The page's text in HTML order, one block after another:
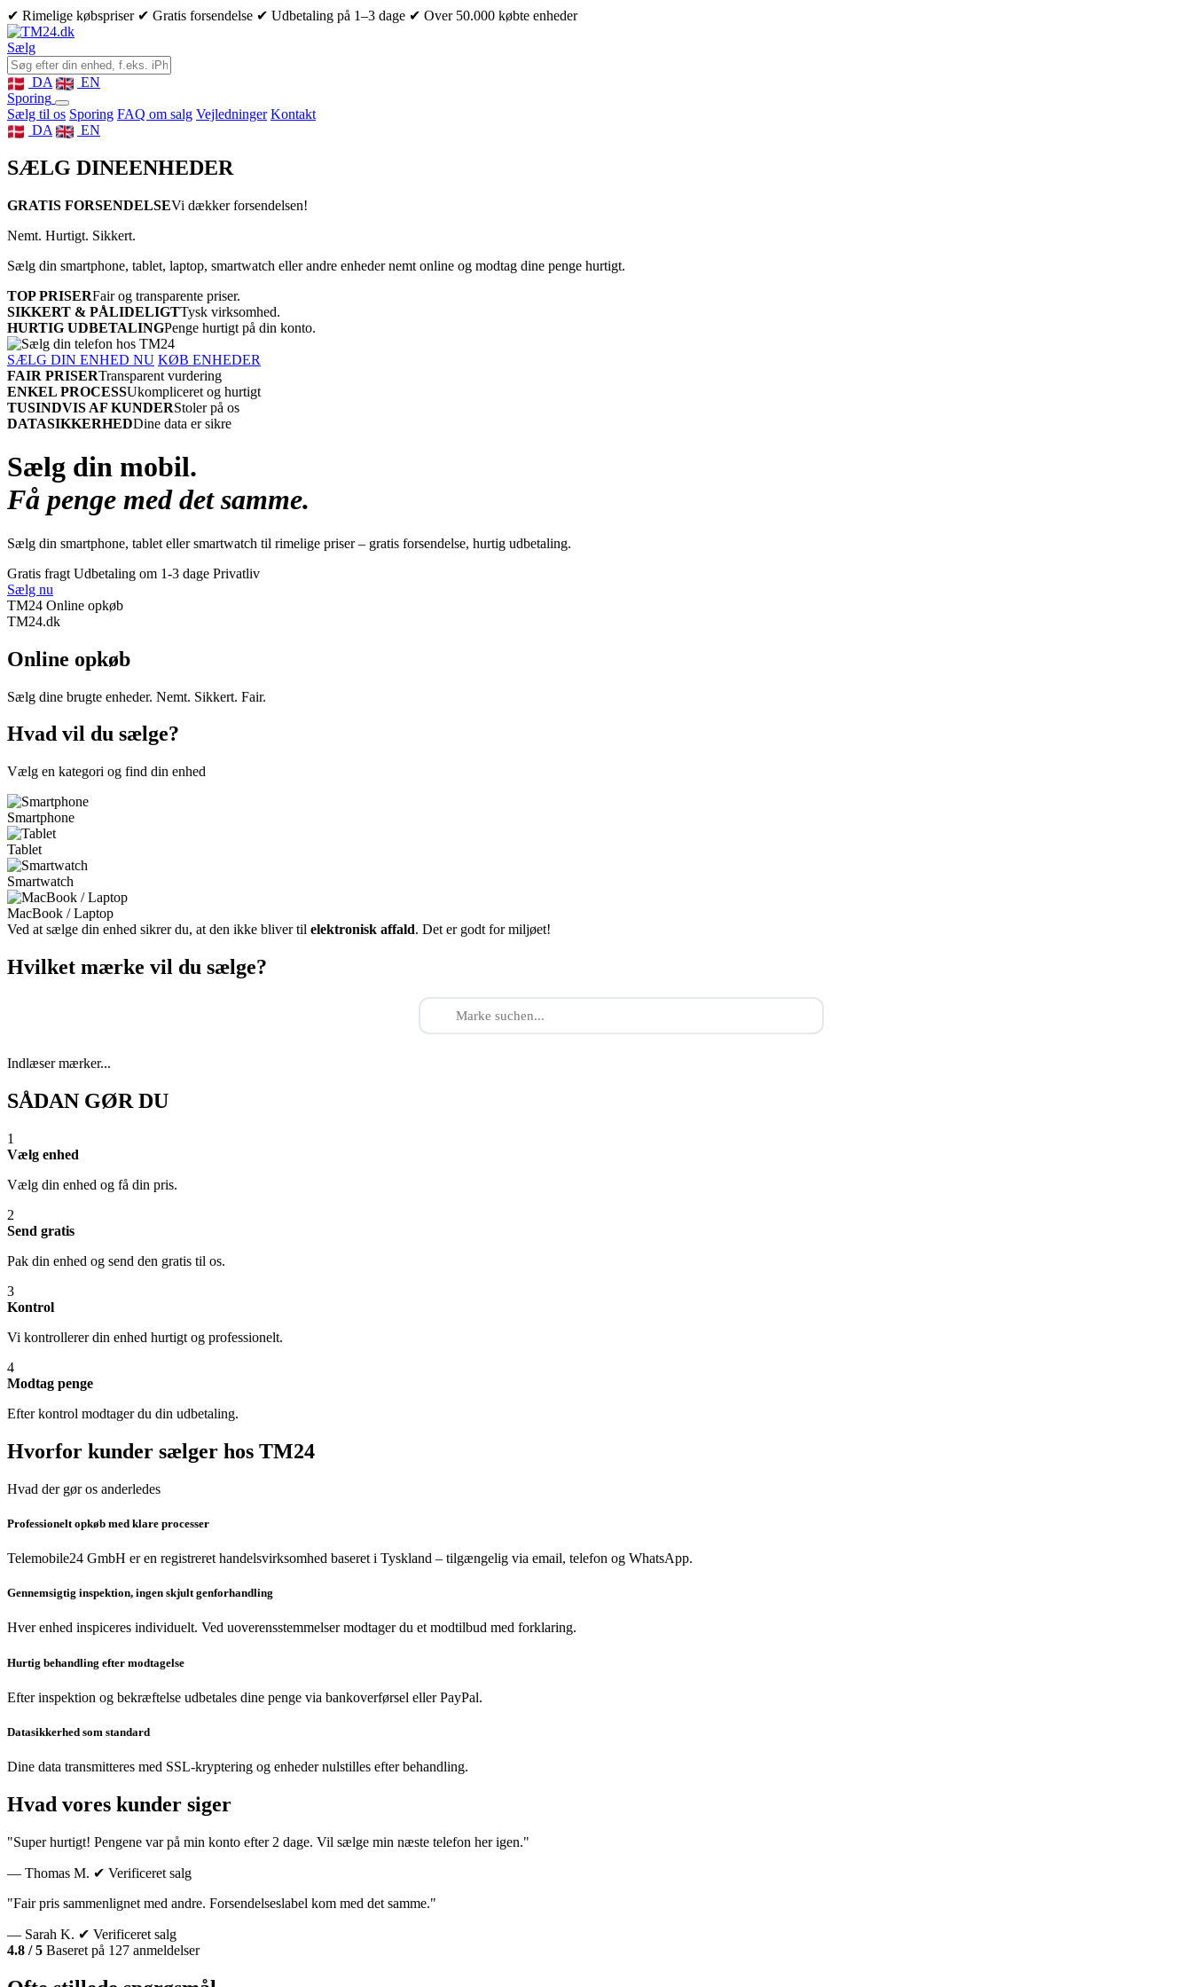
✔ Rimelige købspriser ✔ Gratis forsendelse ✔ Udbetaling på 1–3 dage ✔ Over 50.000 købte enheder
Sælg
DA
EN
Sporing
Sælg til os Sporing FAQ om salg Vejledninger Kontakt
DA
EN
SÆLG DINEENHEDER
GRATIS FORSENDELSEVi dækker forsendelsen!
Nemt. Hurtigt. Sikkert.
Sælg din smartphone, tablet, laptop, smartwatch eller andre enheder nemt online og modtag dine penge hurtigt.
TOP PRISERFair og transparente priser.
SIKKERT & PÅLIDELIGTTysk virksomhed.
HURTIG UDBETALINGPenge hurtigt på din konto.
SÆLG DIN ENHED NU KØB ENHEDER
FAIR PRISERTransparent vurdering
ENKEL PROCESSUkompliceret og hurtigt
TUSINDVIS AF KUNDERStoler på os
DATASIKKERHEDDine data er sikre
Sælg din mobil.
Få penge med det samme.
Sælg din smartphone, tablet eller smartwatch til rimelige priser – gratis forsendelse, hurtig udbetaling.
Gratis fragt Udbetaling om 1-3 dage Privatliv
Sælg nu
TM24 Online opkøb
TM24.dk
Online opkøb
Sælg dine brugte enheder. Nemt. Sikkert. Fair.
Hvad vil du sælge?
Vælg en kategori og find din enhed
Smartphone
Tablet
Smartwatch
MacBook / Laptop
Ved at sælge din enhed sikrer du, at den ikke bliver til elektronisk affald. Det er godt for miljøet!
Hvilket mærke vil du sælge?
Indlæser mærker...
SÅDAN GØR DU
1
Vælg enhed
Vælg din enhed og få din pris.
2
Send gratis
Pak din enhed og send den gratis til os.
3
Kontrol
Vi kontrollerer din enhed hurtigt og professionelt.
4
Modtag penge
Efter kontrol modtager du din udbetaling.
Hvorfor kunder sælger hos TM24
Hvad der gør os anderledes
Professionelt opkøb med klare processer
Telemobile24 GmbH er en registreret handelsvirksomhed baseret i Tyskland – tilgængelig via email, telefon og WhatsApp.
Gennemsigtig inspektion, ingen skjult genforhandling
Hver enhed inspiceres individuelt. Ved uoverensstemmelser modtager du et modtilbud med forklaring.
Hurtig behandling efter modtagelse
Efter inspektion og bekræftelse udbetales dine penge via bankoverførsel eller PayPal.
Datasikkerhed som standard
Dine data transmitteres med SSL-kryptering og enheder nulstilles efter behandling.
Hvad vores kunder siger
"Super hurtigt! Pengene var på min konto efter 2 dage. Vil sælge min næste telefon her igen."
— Thomas M. ✔ Verificeret salg
"Fair pris sammenlignet med andre. Forsendelseslabel kom med det samme."
— Sarah K. ✔ Verificeret salg
4.8 / 5 Baseret på 127 anmeldelser